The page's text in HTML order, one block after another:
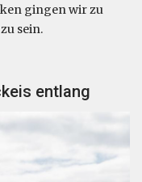
gingen wir zu
sein.
entlang